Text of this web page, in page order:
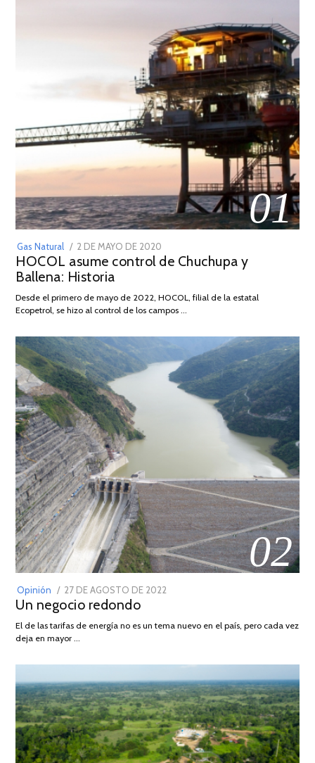
01
Gas Natural
POSTED
ON
2 DE MAYO DE 2020
DE
2026
HOCOL asume control de Chuchupa y
Ballena: Historia
Desde el primero de mayo de 2022, HOCOL, filial de la estatal
Ecopetrol, se hizo al control de los campos …
02
Opinión
POSTED
ON
27 DE AGOSTO DE 2022
DE
Un negocio redondo
El de las tarifas de energía no es un tema nuevo en el país, pero cada vez
deja en mayor …